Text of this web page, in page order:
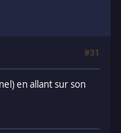
#31
en allant sur son